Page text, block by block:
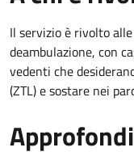
Il servizio è rivolto
deambulazione, con
vedenti che
(ZTL) e sostare nei